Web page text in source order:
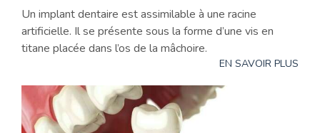
Un implant dentaire est assimilable à une racine
artificielle. Il se présente sous la forme d’une vis en
titane placée dans l’os de la mâchoire.
EN SAVOIR PLUS